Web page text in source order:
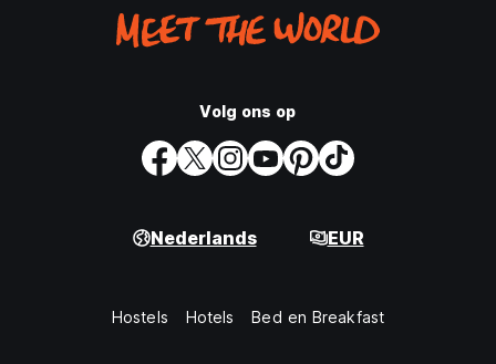
Volg ons op
Nederlands EUR
Hostels Hotels Bed en Breakfast